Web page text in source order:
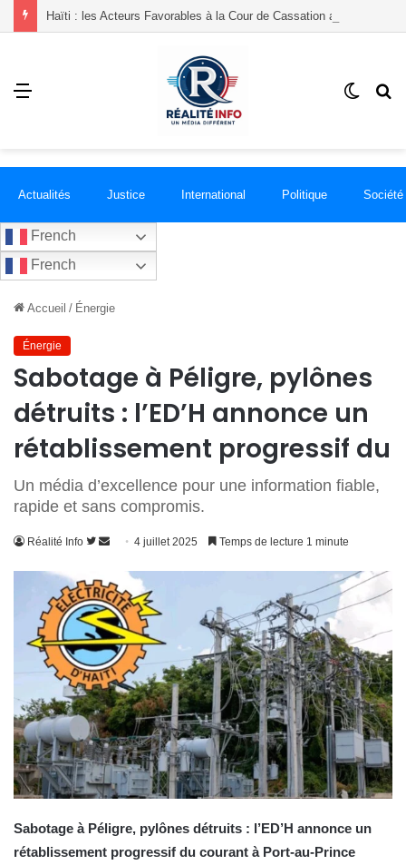
Menu
Switch
Actualités Justice International Politique Société
French
French
Accueil / Énergie
Énergie
Sabotage à Péligre, pylônes
détruits : l’ED’H annonce un
rétablissement progressif du
Un média d’excellence pour une information fiable,
rapide et sans compromis.
Réalité Info
Suivre
Twitter
Envoyer
courriel
4 juillet 2025 Temps de lecture 1 minute
Sabotage à Péligre, pylônes détruits : l’ED’H annonce un
rétablissement progressif du courant à Port-au-Prince